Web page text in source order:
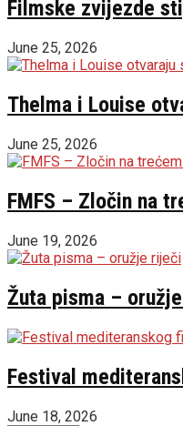
Filmske zvijezde
June 25, 2026
Thelma i Louise
June 25, 2026
FMFS – Zločin na
June 19, 2026
Žuta pisma –
Festival
June 18, 2026